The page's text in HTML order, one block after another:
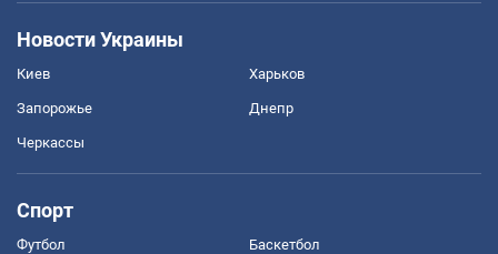
Новости Украины
Киев Харьков
Запорожье Днепр
Черкассы
Спорт
Футбол Баскетбол